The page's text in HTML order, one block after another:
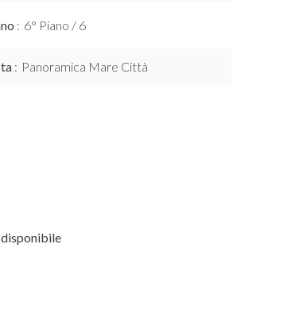
6° Piano / 6
Panoramica Mare Città